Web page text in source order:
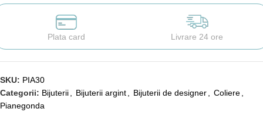
Plata card Livrare 24 ore
SKU: PIA30
Categorii: Bijuterii Bijuterii argint Bijuterii de designer Coliere
Pianegonda